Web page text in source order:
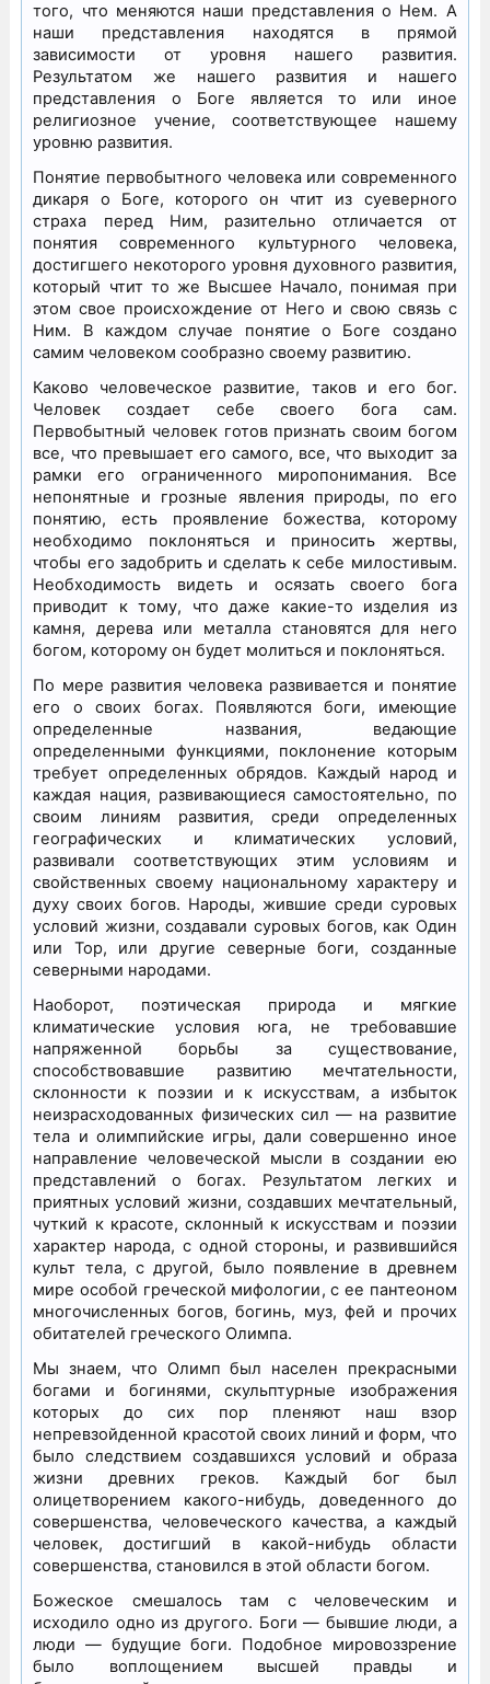
того, что меняются наши представления о Нем. А
наши представления находятся в прямой
зависимости от уровня нашего развития.
Результатом же нашего развития и нашего
представления о Боге является то или иное
религиозное учение, соответствующее нашему
уровню развития.
Понятие первобытного человека или современного
дикаря о Боге, которого он чтит из суеверного
страха перед Ним, разительно отличается от
понятия современного культурного человека,
достигшего некоторого уровня духовного развития,
который чтит то же Высшее Начало, понимая при
этом свое происхождение от Него и свою связь с
Ним. В каждом случае понятие о Боге создано
самим человеком сообразно своему развитию.
Каково человеческое развитие, таков и его бог.
Человек создает себе своего бога сам.
Первобытный человек готов признать своим богом
все, что превышает его самого, все, что выходит за
рамки его ограниченного миропонимания. Все
непонятные и грозные явления природы, по его
понятию, есть проявление божества, которому
необходимо поклоняться и приносить жертвы,
чтобы его задобрить и сделать к себе милостивым.
Необходимость видеть и осязать своего бога
приводит к тому, что даже какие-то изделия из
камня, дерева или металла становятся для него
богом, которому он будет молиться и поклоняться.
По мере развития человека развивается и понятие
его о своих богах. Появляются боги, имеющие
определенные названия, ведающие
определенными функциями, поклонение которым
требует определенных обрядов. Каждый народ и
каждая нация, развивающиеся самостоятельно, по
своим линиям развития, среди определенных
географических и климатических условий,
развивали соответствующих этим условиям и
свойственных своему национальному характеру и
духу своих богов. Народы, жившие среди суровых
условий жизни, создавали суровых богов, как Один
или Тор, или другие северные боги, созданные
северными народами.
Наоборот, поэтическая природа и мягкие
климатические условия юга, не требовавшие
напряженной борьбы за существование,
способствовавшие развитию мечтательности,
склонности к поэзии и к искусствам, а избыток
неизрасходованных физических сил — на развитие
тела и олимпийские игры, дали совершенно иное
направление человеческой мысли в создании ею
представлений о богах. Результатом легких и
приятных условий жизни, создавших мечтательный,
чуткий к красоте, склонный к искусствам и поэзии
характер народа, с одной стороны, и развившийся
культ тела, с другой, было появление в древнем
мире особой греческой мифологии, с ее пантеоном
многочисленных богов, богинь, муз, фей и прочих
обитателей греческого Олимпа.
Мы знаем, что Олимп был населен прекрасными
богами и богинями, скульптурные изображения
которых до сих пор пленяют наш взор
непревзойденной красотой своих линий и форм, что
было следствием создавшихся условий и образа
жизни древних греков. Каждый бог был
олицетворением какого-нибудь, доведенного до
совершенства, человеческого качества, а каждый
человек, достигший в какой-нибудь области
совершенства, становился в этой области богом.
Божеское смешалось там с человеческим и
исходило одно из другого. Боги — бывшие люди, а
люди — будущие боги. Подобное мировоззрение
было воплощением высшей правды и